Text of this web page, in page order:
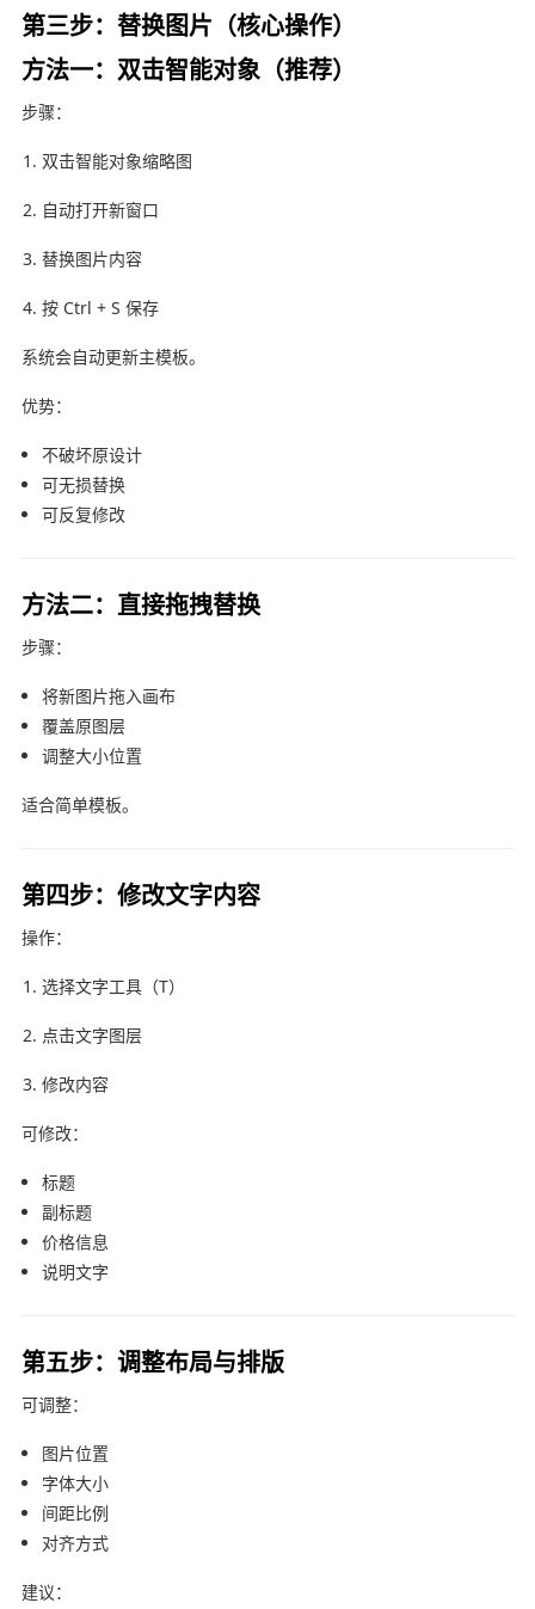
第三步：替换图片（核心操作）
方法一：双击智能对象（推荐）
步骤：
双击智能对象缩略图
自动打开新窗口
替换图片内容
按 Ctrl + S 保存
系统会自动更新主模板。
优势：
不破坏原设计
可无损替换
可反复修改
方法二：直接拖拽替换
步骤：
将新图片拖入画布
覆盖原图层
调整大小位置
适合简单模板。
第四步：修改文字内容
操作：
选择文字工具（T）
点击文字图层
修改内容
可修改：
标题
副标题
价格信息
说明文字
第五步：调整布局与排版
可调整：
图片位置
字体大小
间距比例
对齐方式
建议：